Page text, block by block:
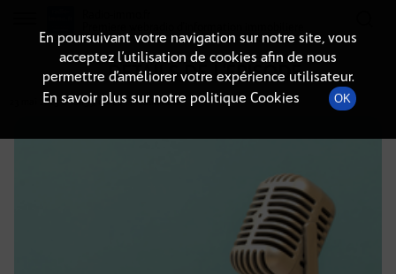
DÉTAILS DE L'ÉPISODE
23 mai 2025 à 10h59, durée : Invalid date
En poursuivant votre navigation sur notre site, vous
acceptez l’utilisation de cookies afin de nous
permettre d’améliorer votre expérience utilisateur.
En savoir plus sur notre politique Cookies
OK